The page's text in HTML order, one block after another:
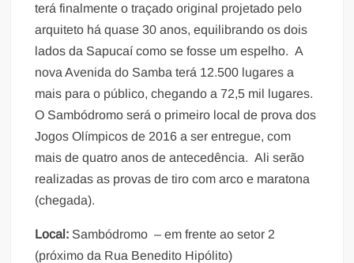
terá finalmente o traçado original projetado pelo
arquiteto há quase 30 anos, equilibrando os dois
lados da Sapucaí como se fosse um espelho. A
nova Avenida do Samba terá 12.500 lugares a
mais para o público, chegando a 72,5 mil lugares.
O Sambódromo será o primeiro local de prova dos
Jogos Olímpicos de 2016 a ser entregue, com
mais de quatro anos de antecedência. Ali serão
realizadas as provas de tiro com arco e maratona
(chegada).
Local: Sambódromo – em frente ao setor 2
(próximo da Rua Benedito Hipólito)